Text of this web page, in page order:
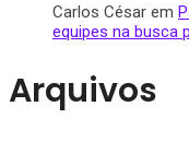
Carlos César em
equipes na busca
Arquivos